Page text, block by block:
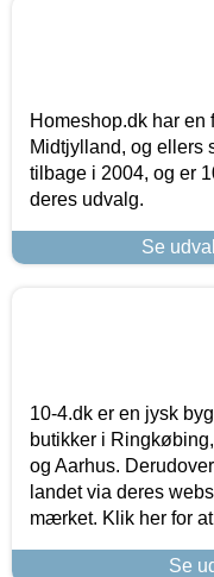
Homeshop.dk har
Midtjylland, og ellers
tilbage i 2004, og er
deres udvalg.
Se
10-4.dk er en jysk
butikker i
og Aarhus.
landet via deres
mærket. Klik her for
Se